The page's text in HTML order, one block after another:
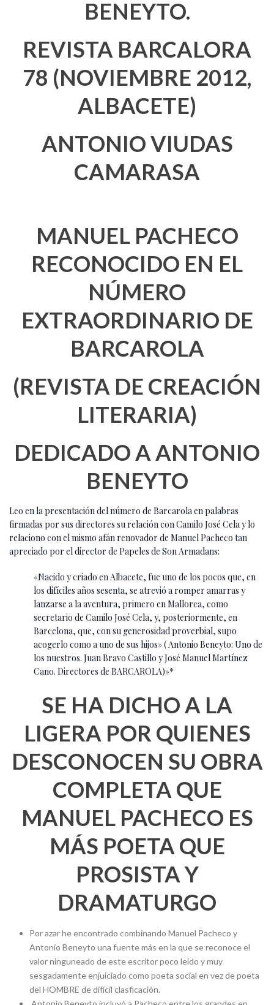
BENEYTO.
REVISTA BARCALORA
78 (NOVIEMBRE 2012,
ALBACETE)
ANTONIO VIUDAS
CAMARASA
MANUEL PACHECO
RECONOCIDO EN EL
NÚMERO
EXTRAORDINARIO DE
BARCAROLA
(REVISTA DE CREACIÓN
LITERARIA)
DEDICADO A ANTONIO
BENEYTO
Leo en la presentación del número de Barcarola en palabras
firmadas por sus directores su relación con Camilo José Cela y lo
relaciono con el mismo afán renovador de Manuel Pacheco tan
apreciado por el director de Papeles de Son Armadans:
«Nacido y criado en Albacete, fue uno de los pocos que, en
los difíciles años sesenta, se atrevió a romper amarras y
lanzarse a la aventura, primero en Mallorca, como
secretario de Camilo José Cela, y, posteriormente, en
Barcelona, que, con su generosidad proverbial, supo
acogerlo como a uno de sus hijos» ( Antonio Beneyto: Uno de
los nuestros. Juan Bravo Castillo y José Manuel Martínez
Cano. Directores de BARCAROLA)»*
SE HA DICHO A LA
LIGERA POR QUIENES
DESCONOCEN SU OBRA
COMPLETA QUE
MANUEL PACHECO ES
MÁS POETA QUE
PROSISTA Y
DRAMATURGO
Por azar he encontrado combinando Manuel Pacheco y
Antonio Beneyto una fuente más en la que se reconoce el
valor ninguneado de este escritor poco leído y muy
sesgadamente enjuiciado como poeta social en vez de poeta
del HOMBRE de difícil clasficación.